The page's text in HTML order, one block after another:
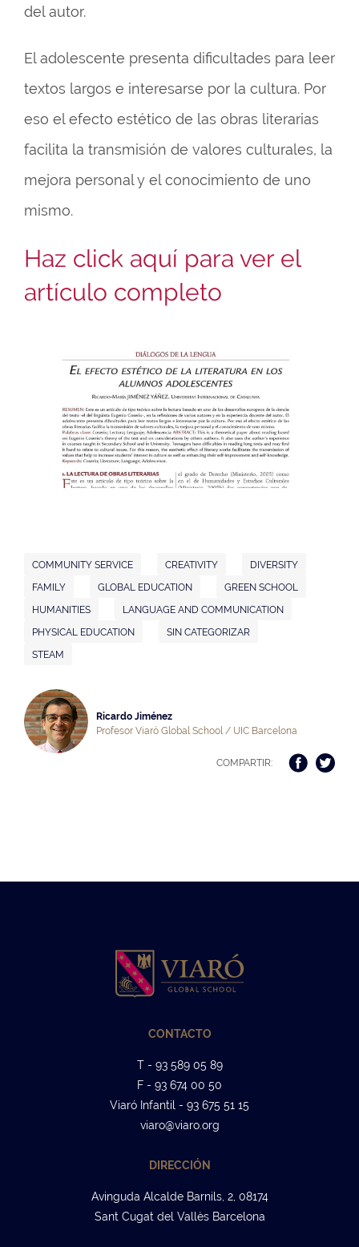
del autor.
El adolescente presenta dificultades para leer
textos largos e interesarse por la cultura. Por
eso el efecto estético de las obras literarias
facilita la transmisión de valores culturales, la
mejora personal y el conocimiento de uno
mismo.
Haz click aquí para ver el
artículo completo
COMMUNITY SERVICE CREATIVITY
DIVERSITY
FAMILY
GLOBAL EDUCATION
GREEN SCHOOL
HUMANITIES
LANGUAGE AND COMMUNICATION
PHYSICAL EDUCATION
SIN CATEGORIZAR
STEAM
Ricardo Jiménez
Profesor Viaró Global School / UIC Barcelona
COMPARTIR:
CONTACTO
T - 93 589 05 89
F - 93 674 00 50
Viaró Infantil - 93 675 51 15
viaro@viaro.org
DIRECCIÓN
Avinguda Alcalde Barnils, 2, 08174
Sant Cugat del Vallès Barcelona